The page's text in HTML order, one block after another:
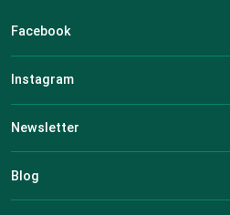
Facebook
Instagram
Newsletter
Blog